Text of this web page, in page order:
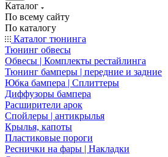
Каталог
По всему сайту
По каталогу
Каталог тюнинга
Тюнинг обвесы
Обвесы | Комплекты рестайлинга
Тюнинг бамперы | передние и задние
Юбка бампера | Сплиттеры
Диффузоры бампера
Расширители арок
Спойлеры | антикрылья
Крылья, капоты
Пластиковые пороги
Реснички на фары | Накладки